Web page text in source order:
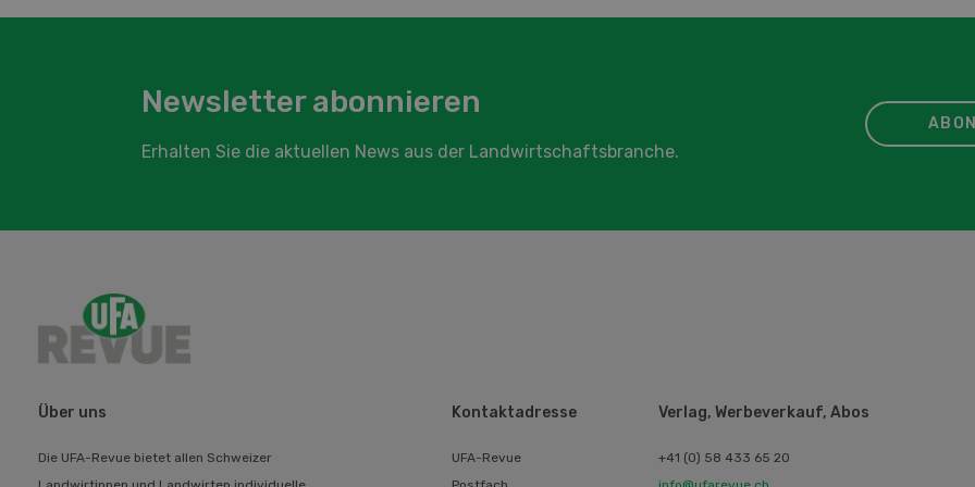
Newsletter abonnieren
Erhalten Sie die aktuellen News aus der Landwirtschaftsbranche.
Über uns
Die UFA-Revue bietet allen Schweizer
Kontaktadresse
UFA-Revue
Verlag, Werbeverkauf, Abos
+41 (0) 58 433 65 20